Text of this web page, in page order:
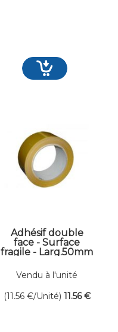
Adhésif double
face - Surface
fragile - Larg.50mm
Vendu à l'unité
(11.56 €/Unité) 11.56 €